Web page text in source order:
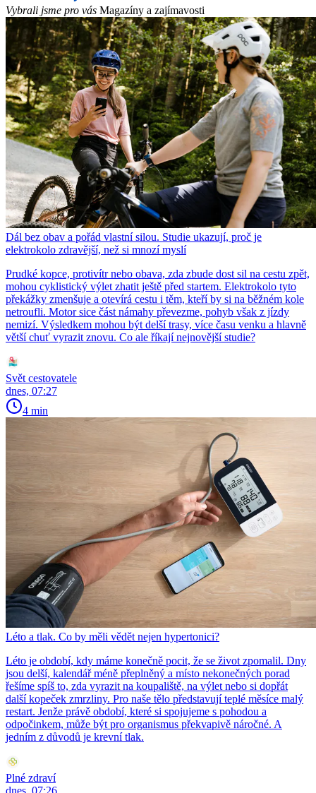
Vybrali jsme pro vás Magazíny a zajímavosti
Dál bez obav a pořád vlastní silou. Studie ukazují, proč je
elektrokolo zdravější, než si mnozí myslí
Prudké kopce, protivítr nebo obava, zda zbude dost sil na cestu zpět,
mohou cyklistický výlet zhatit ještě před startem. Elektrokolo tyto
překážky zmenšuje a otevírá cestu i těm, kteří by si na běžném kole
netroufli. Motor sice část námahy převezme, pohyb však z jízdy
nemizí. Výsledkem mohou být delší trasy, více času venku a hlavně
větší chuť vyrazit znovu. Co ale říkají nejnovější studie?
Svět cestovatele
dnes, 07:27
4 min
Léto a tlak. Co by měli vědět nejen hypertonici?
Léto je období, kdy máme konečně pocit, že se život zpomalil. Dny
jsou delší, kalendář méně přeplněný a místo nekonečných porad
řešíme spíš to, zda vyrazit na koupaliště, na výlet nebo si dopřát
další kopeček zmrzliny. Pro naše tělo představují teplé měsíce malý
restart. Jenže právě období, které si spojujeme s pohodou a
odpočinkem, může být pro organismus překvapivě náročné. A
jedním z důvodů je krevní tlak.
Plné zdraví
dnes, 07:26